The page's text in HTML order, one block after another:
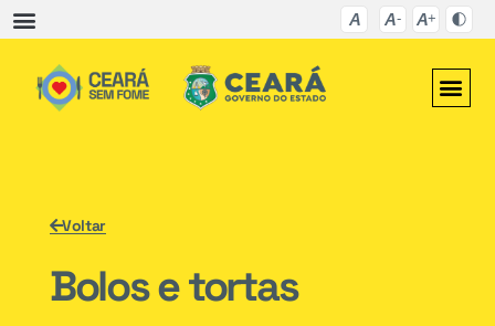
Voltar
Bolos e tortas